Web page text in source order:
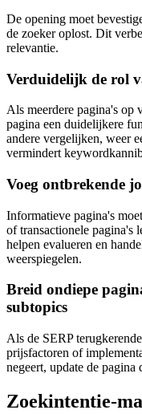
De opening moet
de zoeker oplost. Dit
relevantie.
Verduidelijk de rol
Als meerdere pagina's op
pagina een duidelijkere
andere vergelijken, weer
vermindert
Voeg ontbrekende
Informatieve pagina's
of transactionele pagina's
helpen evalueren en
weerspiegelen.
Breid ondiepe
subtopics
Als de SERP
prijsfactoren of
negeert, update de pagina
Zoekintentie-